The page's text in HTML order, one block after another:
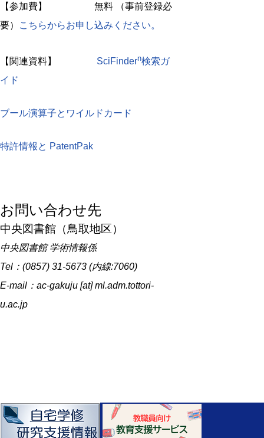
【参加費】 無料 （事前登録必
要）
こちらからお申し込みください。
【関連資料】 SciFindern検索ガ
イド
ブール演算子とワイルドカード
特許情報と PatentPak
お問い合わせ先
中央図書館（鳥取地区）
中央図書館 学術情報係
Tel：(0857) 31-5673 (内線:7060)
E-mail：ac-gakuju [at] ml.adm.tottori-
u.ac.jp